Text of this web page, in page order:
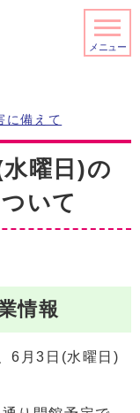
メニュー
に備えて
曜日)の
いて
情報
6月3日(水曜日)